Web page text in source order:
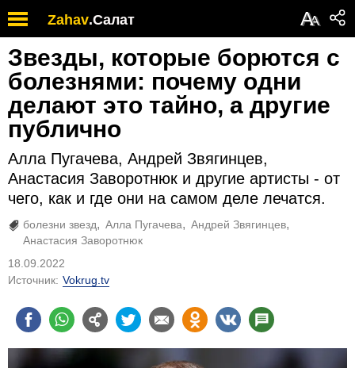
Zahav.Салат АА
Звезды, которые борются с
болезнями: почему одни
делают это тайно, а другие
публично
Алла Пугачева, Андрей Звягинцев,
Анастасия Заворотнюк и другие артисты - от
чего, как и где они на самом деле лечатся.
болезни звезд Алла Пугачева
Андрей Звягинцев
Анастасия Заворотнюк
18.09.2022
Источник: Vokrug.tv